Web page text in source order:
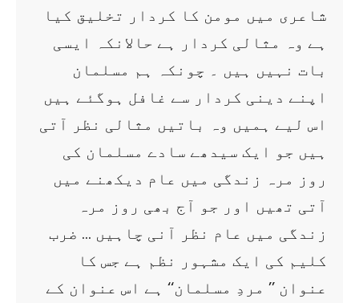
شاعری میں مومن کا کردار تخلیق کیا
ہے وہ مثالی کردار ہے حالانکہ ایسی
بات نہیں ہیں ۔ چونکہ ہم مسلمان
اپنے دینی کردار سے غافل ہوگئے ہیں
اس لیے ہمیں وہ باتیں مثالی نظر آتی
ہیں جو ایک سیدھے سادے مسلمان کی
روز مرہ زندگی میں عام دیکھنے میں
آتی تھیں اور جو آج بھی روز مرہ
زندگی میں عام نظر آنی چاہیں … ضرب
کلیم کی ایک مشہور نظم ہے جس کا
عنوان ’’ مردِ مسلمان‘‘ ہے اس عنوان کے